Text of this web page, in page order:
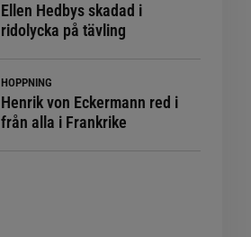
Ellen Hedbys skadad i
ridolycka på tävling
HOPPNING
Henrik von Eckermann red i
från alla i Frankrike